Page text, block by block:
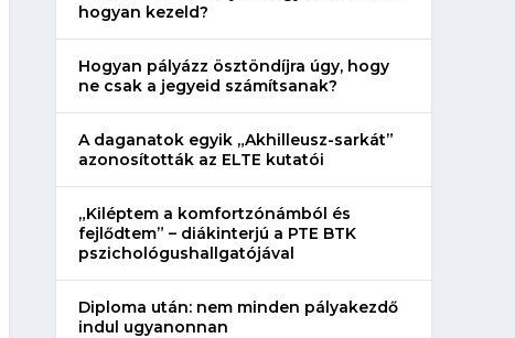
hogyan kezeld?
Hogyan pályázz ösztöndíjra úgy, hogy
ne csak a jegyeid számítsanak?
A daganatok egyik „Akhilleusz-sarkát”
azonosították az ELTE kutatói
„Kiléptem a komfortzónámból és
fejlődtem” – diákinterjú a PTE BTK
pszichológushallgatójával
Diploma után: nem minden pályakezdő
indul ugyanonnan